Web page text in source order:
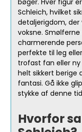
bøger. Hver figur
Schleich, hvilket
detaljerigdom,
voksne.
charmerende
perfekte til leg
trofast fan eller ny
helt sikkert berige
fantasi. Gå ikke
stykke af denne
Hvorfor